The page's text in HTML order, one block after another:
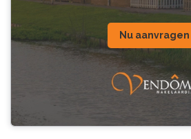
Nu aanvragen